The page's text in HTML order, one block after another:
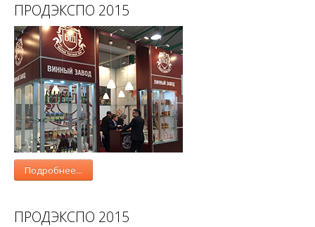
ПРОДЭКСПО 2015
Подробнее...
ПРОДЭКСПО 2015